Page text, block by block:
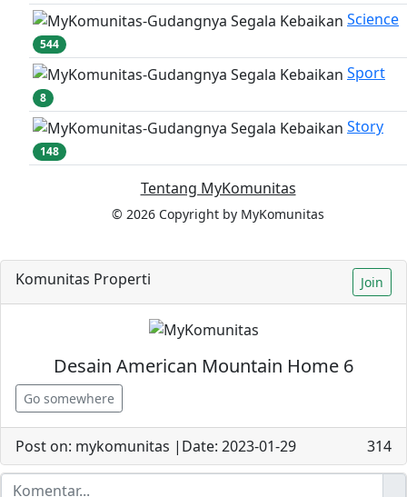
Science
544
Sport
8
Story
148
Tentang MyKomunitas
© 2026 Copyright by MyKomunitas
Komunitas Properti Join
Desain American Mountain Home 6
Go somewhere
Post on: mykomunitas |Date: 2023-01-29 314